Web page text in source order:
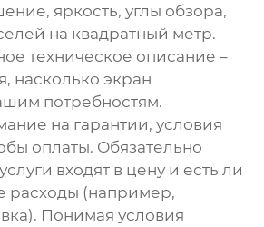
яркость, углы обзора,
на квадратный метр.
техническое описание –
насколько экран
потребностям.
на гарантии, условия
оплаты. Обязательно
входят в цену и есть ли
расходы (например,
Понимая условия